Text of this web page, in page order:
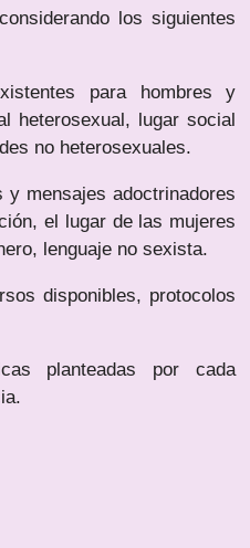
los siguientes
para hombres y
heterosexual, lugar social
no heterosexuales.
y mensajes adoctrinadores
el lugar de las mujeres
lenguaje no sexista.
disponibles, protocolos
planteadas por cada